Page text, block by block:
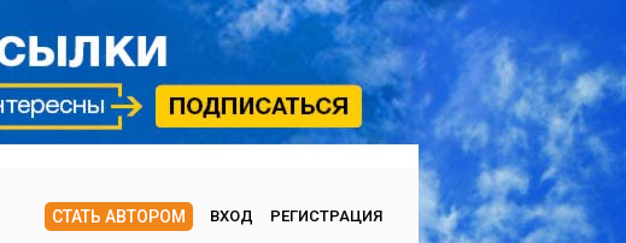
СТАТЬ АВТОРОМ ВХОД РЕГИСТРАЦИЯ